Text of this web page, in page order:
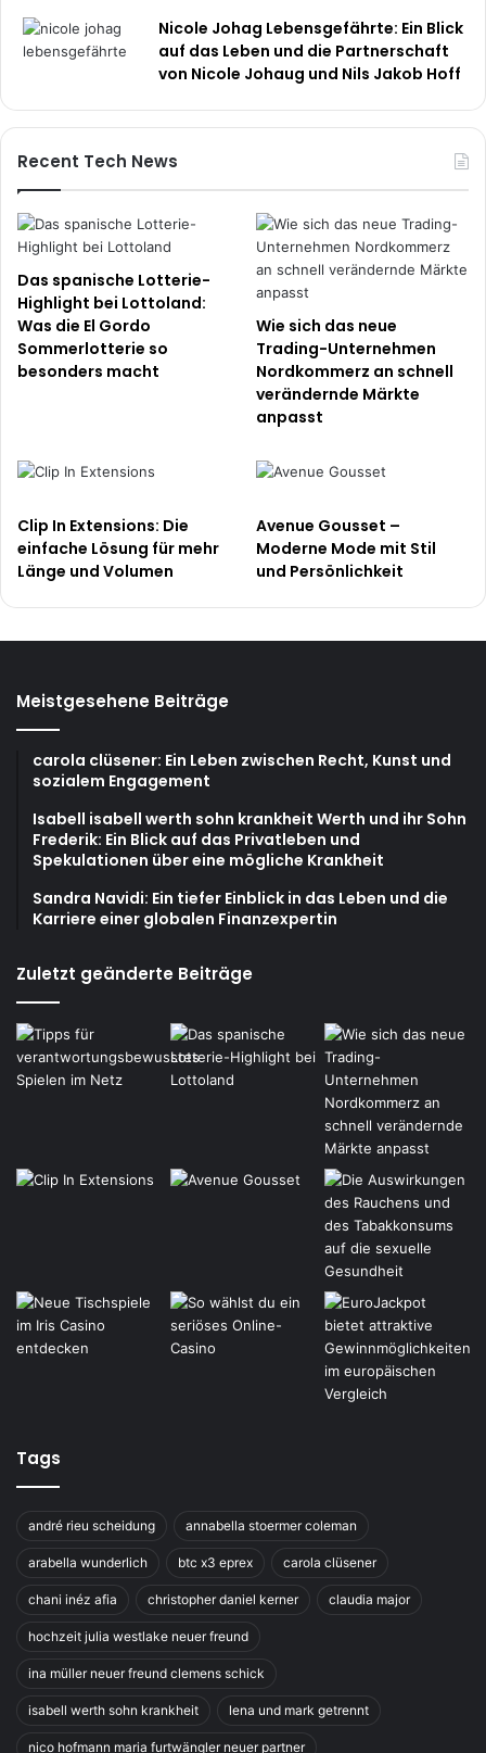
Nicole Johag Lebensgefährte: Ein Blick
auf das Leben und die Partnerschaft
von Nicole Johaug und Nils Jakob Hoff
Recent Tech News
Das spanische Lotterie-
Highlight bei Lottoland:
Was die El Gordo
Sommerlotterie so
besonders macht
Wie sich das neue
Trading-Unternehmen
Nordkommerz an schnell
verändernde Märkte
anpasst
Clip In Extensions: Die
einfache Lösung für mehr
Länge und Volumen
Avenue Gousset –
Moderne Mode mit Stil
und Persönlichkeit
Meistgesehene Beiträge
carola clüsener: Ein Leben zwischen Recht, Kunst und
sozialem Engagement
Isabell isabell werth sohn krankheit Werth und ihr Sohn
Frederik: Ein Blick auf das Privatleben und
Spekulationen über eine mögliche Krankheit
Sandra Navidi: Ein tiefer Einblick in das Leben und die
Karriere einer globalen Finanzexpertin
Zuletzt geänderte Beiträge
Tags
andré rieu scheidung annabella stoermer coleman
arabella wunderlich btc x3 eprex carola clüsener
chani inéz afia christopher daniel kerner claudia major
hochzeit julia westlake neuer freund
ina müller neuer freund clemens schick
isabell werth sohn krankheit lena und mark getrennt
nico hofmann maria furtwängler neuer partner